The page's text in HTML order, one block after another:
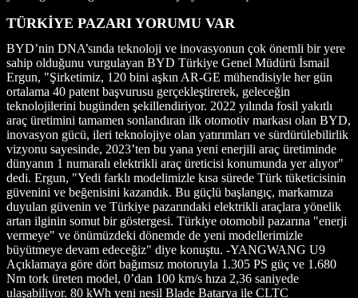
TÜRKİYE PAZARI YORUMU VAR
BYD’nin DNA’sında teknoloji ve inovasyonun çok önemli bir yere
sahip olduğunu vurgulayan BYD Türkiye Genel Müdürü İsmail
Ergun, "Şirketimiz, 120 bini aşkın AR-GE mühendisiyle her gün
ortalama 40 patent başvurusu gerçekleştirerek, geleceğin
teknolojilerini bugünden şekillendiriyor. 2022 yılında fosil yakıtlı
araç üretimini tamamen sonlandıran ilk otomotiv markası olan BYD,
inovasyon gücü, ileri teknolojiye olan yatırımları ve sürdürülebilirlik
vizyonu sayesinde, 2023’ten bu yana yeni enerjili araç üretiminde
dünyanın 1 numaralı elektrikli araç üreticisi konumunda yer alıyor"
dedi. Ergun, "Yedi farklı modelimizle kısa sürede Türk tüketicisinin
güvenini ve beğenisini kazandık. Bu güçlü başlangıç, markamıza
duyulan güvenin ve Türkiye pazarındaki elektrikli araçlara yönelik
artan ilginin somut bir göstergesi. Türkiye otomobil pazarına "enerji
vermeye" ve önümüzdeki dönemde de yeni modellerimizle
büyütmeye devam edeceğiz" diye konuştu. -YANGWANG U9
Açıklamaya göre dört bağımsız motoruyla 1.305 PS güç ve 1.680
Nm tork üreten model, 0’dan 100 km/s hıza 2,36 saniyede
ulaşabiliyor. 80 kWh yeni nesil Blade Batarya ile CLTC